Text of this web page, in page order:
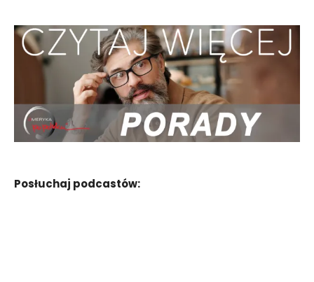
Posłuchaj podcastów: